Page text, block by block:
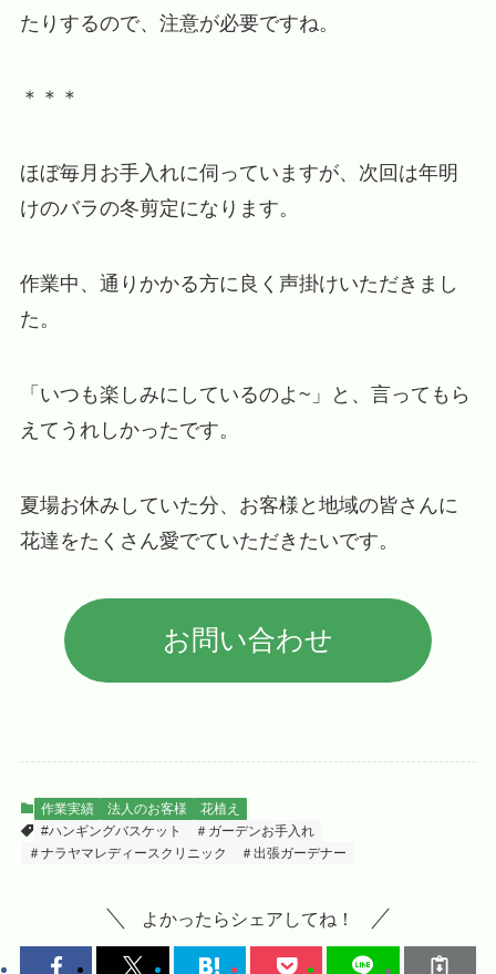
たりするので、注意が必要ですね。
＊＊＊
ほぼ毎月お手入れに伺っていますが、次回は年明
けのバラの冬剪定になります。
作業中、通りかかる方に良く声掛けいただきまし
た。
「いつも楽しみにしているのよ~」と、言ってもら
えてうれしかったです。
夏場お休みしていた分、お客様と地域の皆さんに
花達をたくさん愛でていただきたいです。
お問い合わせ
作業実績 法人のお客様
花植え
#ハンギングバスケット
＃ガーデンお手入れ
＃ナラヤマレディースクリニック
＃出張ガーデナー
よかったらシェアしてね！